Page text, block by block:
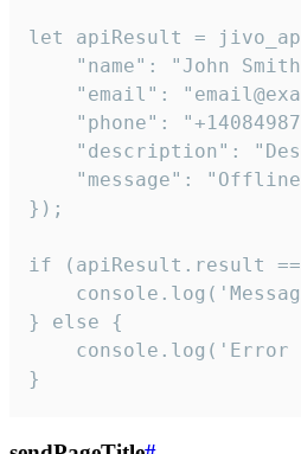
let apiResult =
"name": "John
"email":
"phone":
"description":
"message":
});
if (apiResult.result
} else {
console.log('Error
}